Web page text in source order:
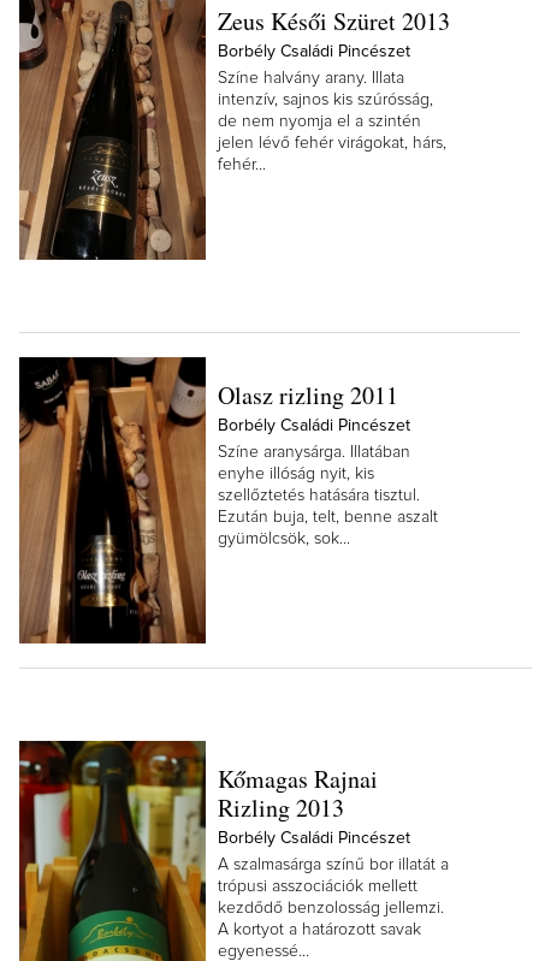
Zeus Késői Szüret 2013
Borbély Családi Pincészet
Színe halvány arany. Illata
intenzív, sajnos kis szúrósság,
de nem nyomja el a szintén
jelen lévő fehér virágokat, hárs,
fehér...
Olasz rizling 2011
Borbély Családi Pincészet
Színe aranysárga. Illatában
enyhe illóság nyit, kis
szellőztetés hatására tisztul.
Ezután buja, telt, benne aszalt
gyümölcsök, sok...
Kőmagas Rajnai
Rizling 2013
Borbély Családi Pincészet
A szalmasárga színű bor illatát a
trópusi asszociációk mellett
kezdődő benzolosság jellemzi.
A kortyot a határozott savak
egyenessé...